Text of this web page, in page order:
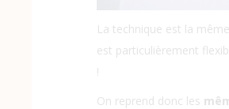
La technique est la
est particulièrement
!
On reprend donc les